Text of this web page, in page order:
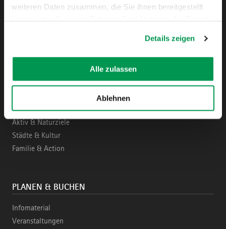
weiteren Daten zusammen, die Sie ihnen bereitgestellt
Details zeigen
Alle zulassen
Ablehnen
InstagramPinterestFacebookYouTube
ENTDECKEN
Region & Highlights
Aktiv & Naturziele
Städte & Kultur
Familie & Action
PLANEN & BUCHEN
Infomaterial
Veranstaltungen